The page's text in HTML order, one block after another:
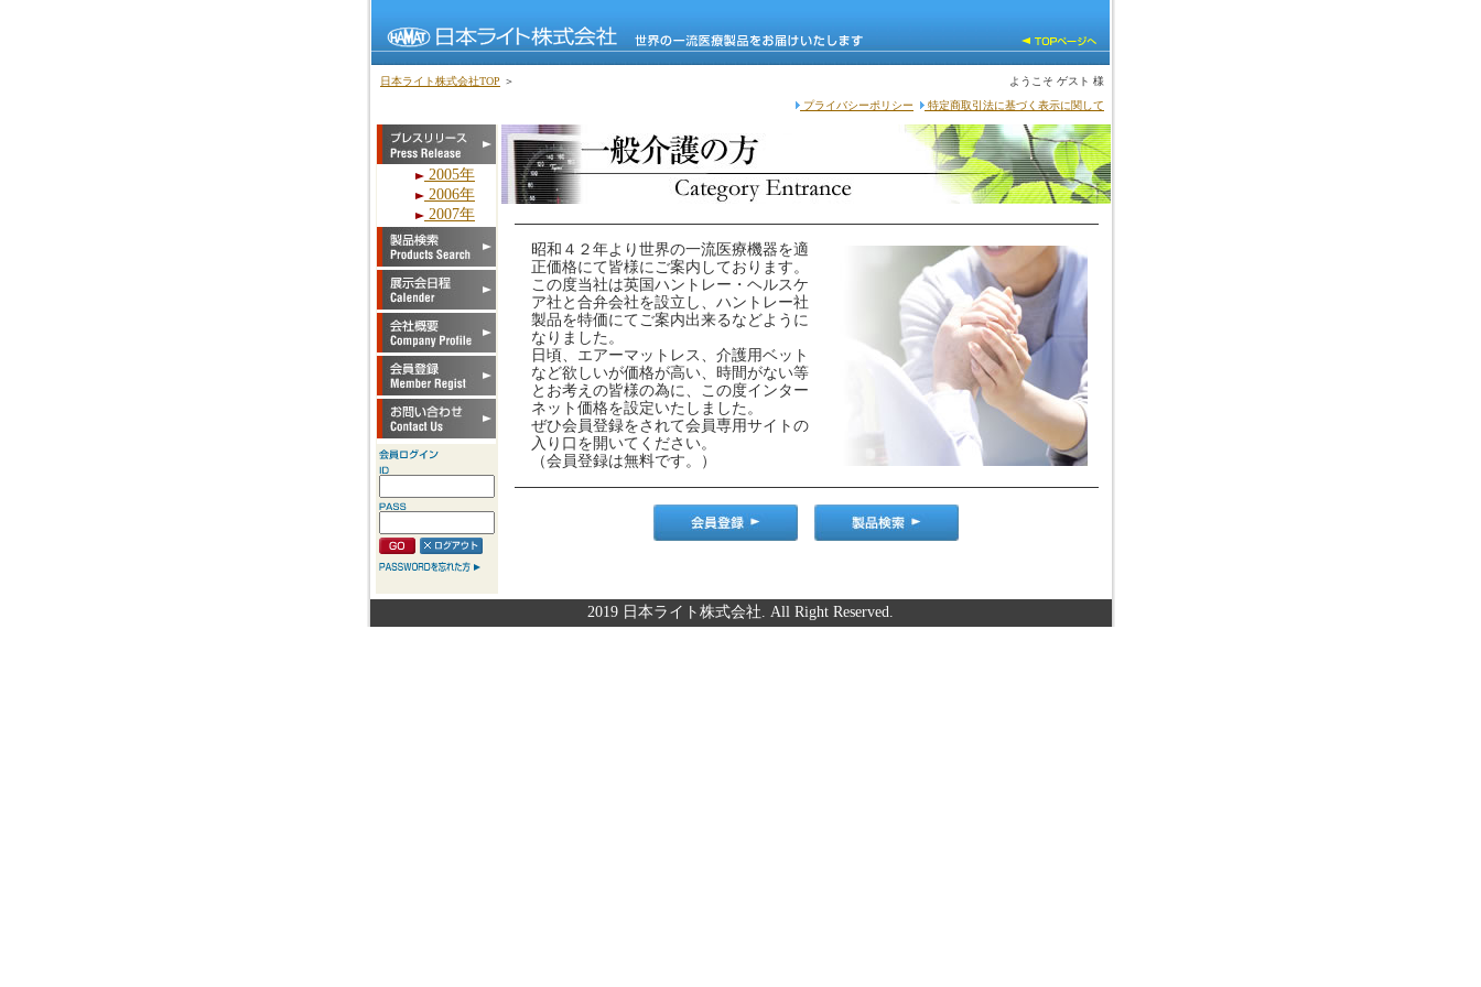
日本ライト株式会社TOP ＞
ようこそ ゲスト 様
プライバシーポリシー
特定商取引法に基づく表示に関して
2005年
2006年
2007年
昭和４２年より世界の一流医療機器を適
正価格にて皆様にご案内しております。
この度当社は英国ハントレー・ヘルスケ
ア社と合弁会社を設立し、ハントレー社
製品を特価にてご案内出来るなどように
なりました。
日頃、エアーマットレス、介護用ベット
など欲しいが価格が高い、時間がない等
とお考えの皆様の為に、この度インター
ネット価格を設定いたしました。
ぜひ会員登録をされて会員専用サイトの
入り口を開いてください。
（会員登録は無料です。）
2019 日本ライト株式会社. All Right Reserved.